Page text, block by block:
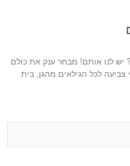
לנו אותם! מבחר ענק את כולם
לכל הגילאים מהגן, בית